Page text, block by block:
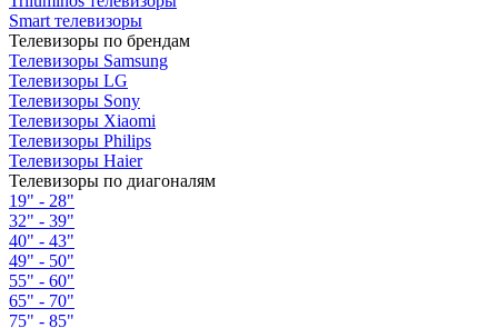
Smart телевизоры
Телевизоры по брендам
Телевизоры Samsung
Телевизоры LG
Телевизоры Sony
Телевизоры Xiaomi
Телевизоры Philips
Телевизоры Haier
Телевизоры по диагоналям
19" - 28"
32" - 39"
40" - 43"
49" - 50"
55" - 60"
65" - 70"
75" - 85"